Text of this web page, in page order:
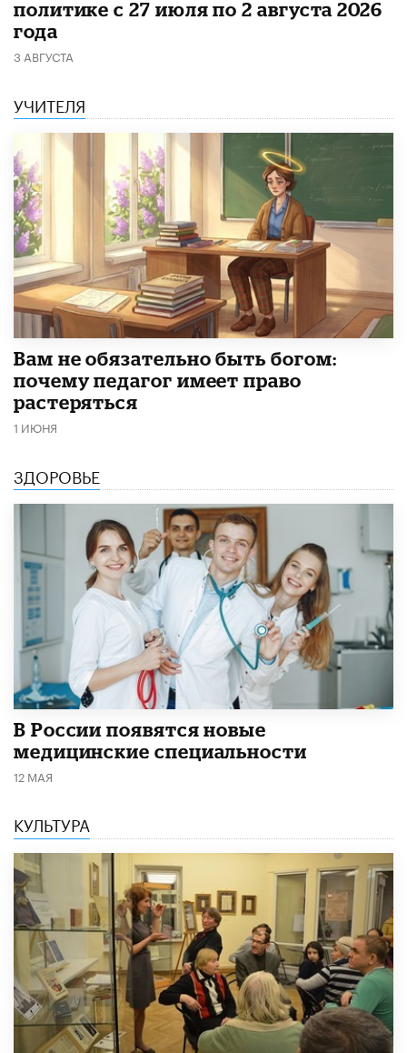
политике с 27 июля по 2 августа 2026
года
3 АВГУСТА
УЧИТЕЛЯ
​Вам не обязательно быть богом:
почему педагог имеет право
растеряться
1 ИЮНЯ
ЗДОРОВЬЕ
В России появятся новые
медицинские специальности
12 МАЯ
КУЛЬТУРА